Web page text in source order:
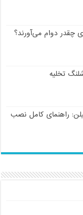
چقدر دوام می‌آورند؟
تخلیه
راهنمای کامل نصب